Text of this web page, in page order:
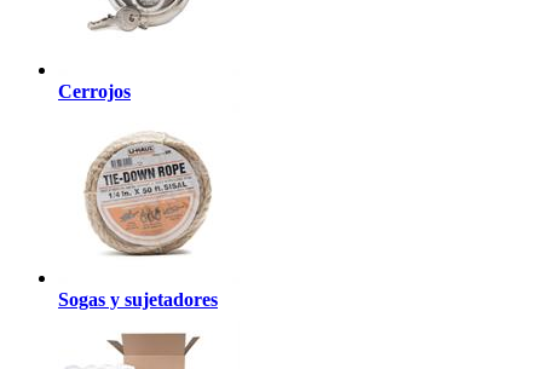
Cerrojos
Sogas y sujetadores